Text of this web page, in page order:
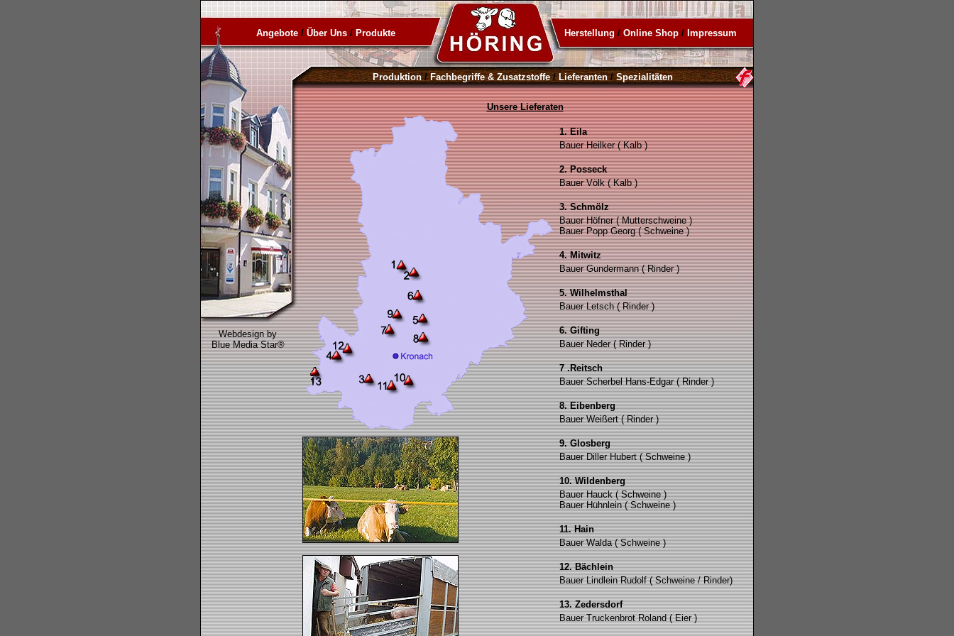
Angebote / Über Uns / Produkte Herstellung / Online Shop / Impressum
Produktion/Fachbegriffe & Zusatzstoffe/Lieferanten/Spezialitäten
Unsere Lieferaten
1. Eila
Bauer Heilker ( Kalb )
2. Posseck
Bauer Völk ( Kalb )
3. Schmölz
Bauer Höfner ( Mutterschweine )
Bauer Popp Georg ( Schweine )
4. Mitwitz
Bauer Gundermann ( Rinder )
5. Wilhelmsthal
Bauer Letsch ( Rinder )
6. Gifting
Bauer Neder ( Rinder )
7 .Reitsch
Bauer Scherbel Hans-Edgar ( Rinder )
8. Eibenberg
Bauer Weißert ( Rinder )
9. Glosberg
Bauer Diller Hubert ( Schweine )
10. Wildenberg
Bauer Hauck ( Schweine )
Bauer Hühnlein ( Schweine )
11. Hain
Bauer Walda ( Schweine )
12. Bächlein
Bauer Lindlein Rudolf ( Schweine / Rinder)
13. Zedersdorf
Bauer Truckenbrot Roland ( Eier )
Webdesign by
Blue Media Star®